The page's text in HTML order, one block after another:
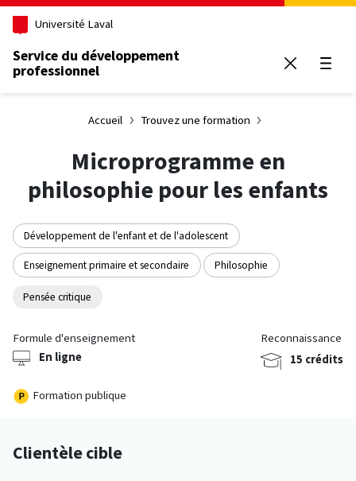
Aller au contenu principal
Université Laval
Service du développement
professionnel
Accueil Trouvez une formation
Microprogramme en
philosophie pour les enfants
Développement de l'enfant et de l'adolescent
Enseignement primaire et secondaire Philosophie
Pensée critique
Formule d'enseignement
En ligne
Reconnaissance
15 crédits
Formation publique
Clientèle cible